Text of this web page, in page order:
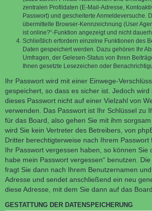
zentralen Profildaten (E-Mail-Adresse,
Passwort) und gescheiterte Anmeldeversuche.
übermittelte Browser-Kennzeichnung (User
ist online?“-Funktion angezeigt und nicht
Schließlich erfordern einzelne Funktionen des
Daten gespeichert werden. Dazu gehören Ihr
Umfragen, der Gelesen-Status von Ihren
Ihnen gesetzte Lesezeichen oder
Ihr Passwort wird mit einer Einwege-
gespeichert, so dass es sicher ist. Jedoch wird
dieses Passwort nicht auf einer Vielzahl von
verwenden. Das Passwort ist Ihr Schlüssel zu
für das Board, also gehen Sie mit ihm
wird Sie kein Vertreter des Betreibers, von
Dritter berechtigterweise nach Ihrem Passwort
Ihr Passwort vergessen haben, so können Sie
habe mein Passwort vergessen“ benutzen.
fragt Sie dann nach Ihrem Benutzernamen
Adresse und sendet anschließend ein neu
diese Adresse, mit dem Sie dann auf das
GESTATTUNG DER DATENSPEICHERUNG